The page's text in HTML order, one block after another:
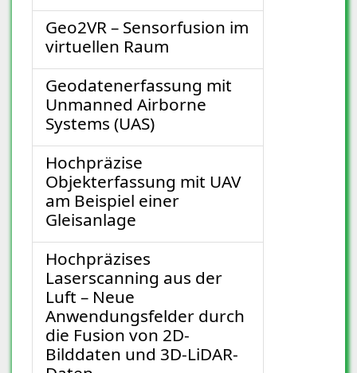
Geo2VR – Sensorfusion im
virtuellen Raum
Geodatenerfassung mit
Unmanned Airborne
Systems (UAS)
Hochpräzise
Objekterfassung mit UAV
am Beispiel einer
Gleisanlage
Hochpräzises
Laserscanning aus der
Luft – Neue
Anwendungsfelder durch
die Fusion von 2D-
Bilddaten und 3D-LiDAR-